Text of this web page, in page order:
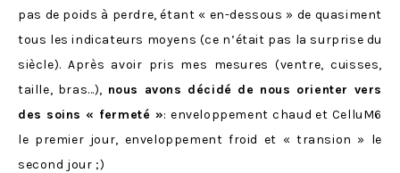
pas de poids à perdre, étant « en-dessous » de quasiment
tous les indicateurs moyens (ce n’était pas la surprise du
siècle). Après avoir pris mes mesures (ventre, cuisses,
taille, bras…), nous avons décidé de nous orienter vers
des soins « fermeté »: enveloppement chaud et CelluM6
le premier jour, enveloppement froid et « transion » le
second jour ;)